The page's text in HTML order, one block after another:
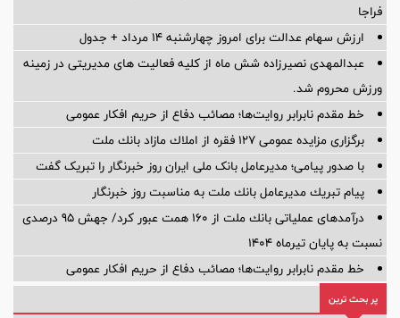
فراجا
ارزش سهام عدالت برای امروز چهارشنبه ۱۴ مرداد + جدول
عبدالمهدی نصیرزاده شش ماه از کلیه فعالیت های مدیریتی در زمینه
ورزش محروم شد.
خط مقدم نابرابر روایت‌ها؛ مصائب دفاع از حریم افکار عمومی
برگزاری مزایده عمومی 127 فقره از املاك مازاد بانك ملت
با صدور پیامی؛ مدیرعامل بانک ملی ایران روز خبرنگار را تبریک گفت
پیام تبریك مدیرعامل بانك ملت به مناسبت روز خبرنگار
درآمدهای عملیاتی بانك ملت از 160 همت عبور كرد/ جهش 95 درصدی
نسبت به پایان تیرماه 1404
خط مقدم نابرابر روایت‌ها؛ مصائب دفاع از حریم افکار عمومی
پر بحث ترین